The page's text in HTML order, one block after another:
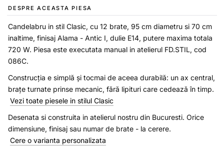
DESPRE ACEASTA PIESA
Candelabru in stil Clasic, cu 12 brate, 95 cm diametru si 70 cm
inaltime, finisaj Alama - Antic I, dulie E14, putere maxima totala
720 W. Piesa este executata manual in atelierul FD.STIL, cod
086C.
Construcția e simplă și tocmai de aceea durabilă: un ax central,
brațe turnate prinse mecanic, fără lipituri care cedează în timp.
Vezi toate piesele in stilul Clasic
Desenata si construita in atelierul nostru din Bucuresti. Orice
dimensiune, finisaj sau numar de brate - la cerere.
Cere o varianta personalizata